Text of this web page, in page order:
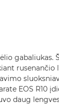
gabaliukas.
rusenančio
EOS R10
daug